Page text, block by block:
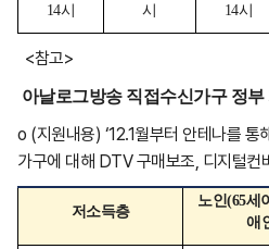
14시
시
14시
<참고>
아날로그방송 직접수신가구 정부
o (지원내용) ‘12.1월부터 안테나를
가구에 대해 DTV 구매보조, 디지털컨
저소득층
노인(65세
애